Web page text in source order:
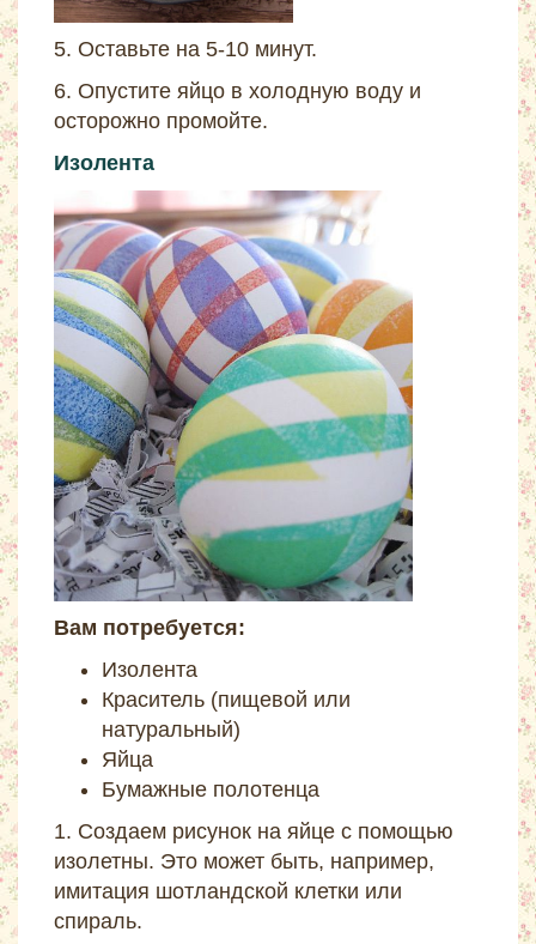
5. Оставьте на 5-10 минут.
6. Опустите яйцо в холодную воду и
осторожно промойте.
Изолента
Вам потребуется:
Изолента
Краситель (пищевой или
натуральный)
Яйца
Бумажные полотенца
1. Создаем рисунок на яйце с помощью
изолетны. Это может быть, например,
имитация шотландской клетки или
спираль.